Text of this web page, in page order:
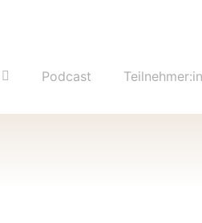
Podcast